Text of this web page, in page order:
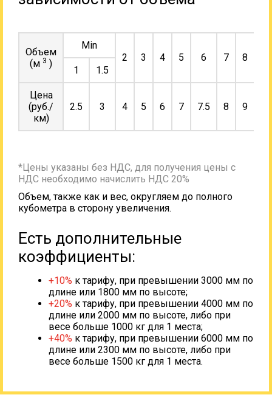
Объем
(м 3 )
Min
2
3 4 5 6 7 8
1
1.5
Цена
(руб./
км)
2.5 3 4 5 6 7 7.5 8 9
*Цены указаны без НДС, для получения цены с
НДС необходимо начислить НДС 20%
Объем, также как и вес, округляем до полного
кубометра в сторону увеличения.
Есть дополнительные
коэффициенты:
+10% к тарифу, при превышении 3000 мм по
длине или 1800 мм по высоте;
+20% к тарифу, при превышении 4000 мм по
длине или 2000 мм по высоте, либо при
весе больше 1000 кг для 1 места;
+40% к тарифу, при превышении 6000 мм по
длине или 2300 мм по высоте, либо при
весе больше 1500 кг для 1 места.